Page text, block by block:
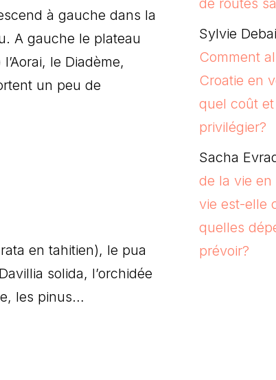
à gauche dans la
A gauche le plateau
le Diadème,
un peu de
en tahitien), le pua
solida, l’orchidée
les pinus…
Sylvie
Comment
Croatie en
quel coût
privilégier?
Sacha
de la vie en
vie est-elle
quelles
prévoir?